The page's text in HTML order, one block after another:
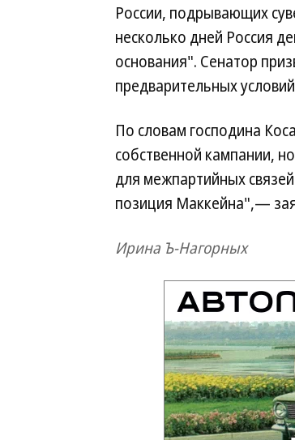
России, подрывающих
несколько дней Россия
основания". Сенатор
предварительных
По словам господина
собственной кампании,
для межпартийных
позиция Маккейна",—
Ирина Ъ-Нагорных